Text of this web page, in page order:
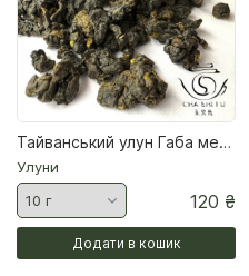
Чорний чай "Хей Ча"
Шен Пуери
Шу Пуери
Тайванський улун Габа медова зима 2025
Улуни
120 ₴
Додати в кошик